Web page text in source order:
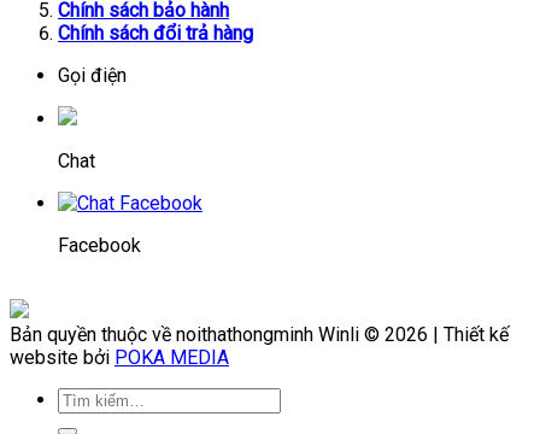
Chính sách bảo hành
Chính sách đổi trả hàng
Gọi điện
Chat
Facebook
Bản quyền thuộc về noithathongminh Winli © 2026 | Thiết kế
website bởi POKA MEDIA